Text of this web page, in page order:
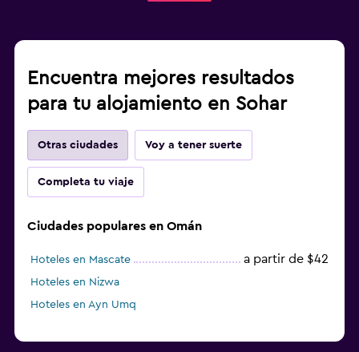
Encuentra mejores resultados
para tu alojamiento en Sohar
Otras ciudades Voy a tener suerte
Completa tu viaje
Ciudades populares en Omán
Hoteles en Mascate a partir de $42
Hoteles en Nizwa
Hoteles en Ayn Umq